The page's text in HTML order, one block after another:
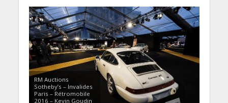
RM Auctions
Sotheby’s – Invalides
Paris – Rétromobile
2016 – Kevin Goudin